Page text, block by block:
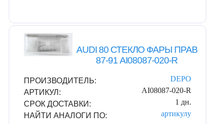
AUDI 80 СТЕКЛО ФАРЫ ПРАВ
87-91 AI08087-020-R
ПРОИЗВОДИТЕЛЬ:
DEPO
АРТИКУЛ:
AI08087-020-R
СРОК ДОСТАВКИ:
1 дн.
НАЙТИ АНАЛОГИ ПО:
артикулу